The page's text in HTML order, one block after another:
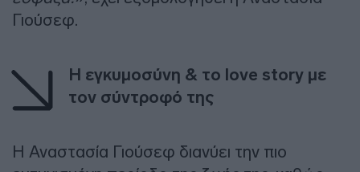
Γιούσεφ.
Η εγκυμοσύνη & το love story με
τον σύντροφό της
Η Αναστασία Γιούσεφ διανύει την πιο